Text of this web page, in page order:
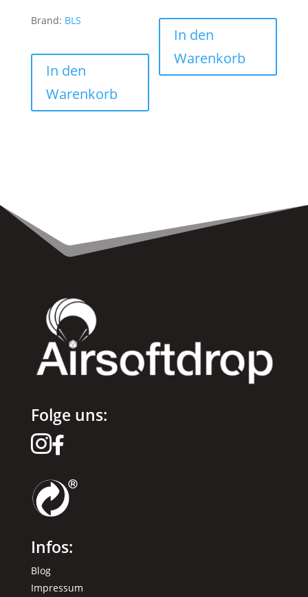
Brand: BLS
In den
Warenkorb
In den
Warenkorb
Folge uns:

Infos:
Blog
Impressum